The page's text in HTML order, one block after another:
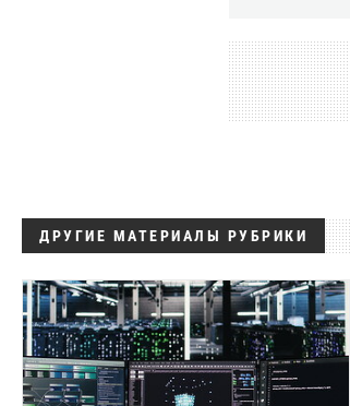
ДРУГИЕ МАТЕРИАЛЫ РУБРИКИ